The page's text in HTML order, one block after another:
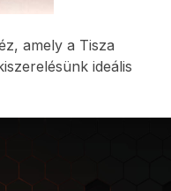
amely a Tisza
ideális